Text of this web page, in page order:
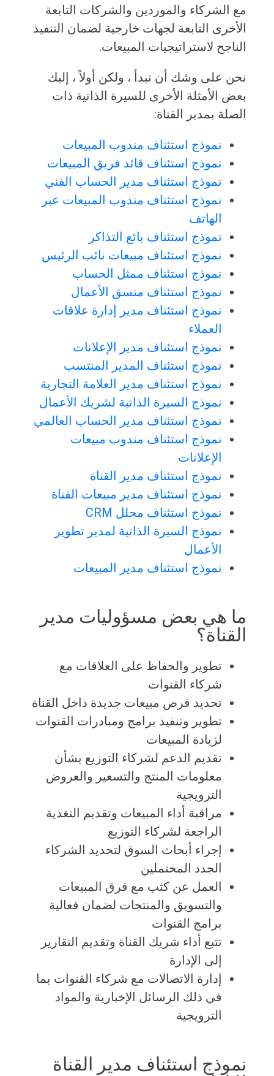
مع الشركاء والموردين والشركات التابعة
الأخرى التابعة لجهات خارجية لضمان التنفيذ
الناجح لاستراتيجيات المبيعات.
نحن على وشك أن نبدأ ، ولكن أولاً ، إليك
بعض الأمثلة الأخرى للسيرة الذاتية ذات
الصلة بمدير القناة:
نموذج استئناف مندوب المبيعات
نموذج استئناف قائد فريق المبيعات
نموذج استئناف مدير الحساب الفني
نموذج استئناف مندوب المبيعات عبر
الهاتف
نموذج استئناف بائع التذاكر
نموذج استئناف مبيعات نائب الرئيس
نموذج استئناف ممثل الحساب
نموذج استئناف منسق الأعمال
نموذج استئناف مدير إدارة علاقات
العملاء
نموذج استئناف مدير الإعلانات
نموذج استئناف المدير المنتسب
نموذج استئناف مدير العلامة التجارية
نموذج السيرة الذاتية لشريك الأعمال
نموذج استئناف مدير الحساب العالمي
نموذج استئناف مندوب مبيعات
الإعلانات
نموذج استئناف مدير القناة
نموذج استئناف مدير مبيعات القناة
نموذج استئناف محلل CRM
نموذج السيرة الذاتية لمدير تطوير
الأعمال
نموذج استئناف مدير المبيعات
ما هي بعض مسؤوليات مدير
القناة؟
تطوير والحفاظ على العلاقات مع
شركاء القنوات
تحديد فرص مبيعات جديدة داخل القناة
تطوير وتنفيذ برامج ومبادرات القنوات
لزيادة المبيعات
تقديم الدعم لشركاء التوزيع بشأن
معلومات المنتج والتسعير والعروض
الترويجية
مراقبة أداء المبيعات وتقديم التغذية
الراجعة لشركاء التوزيع
إجراء أبحاث السوق لتحديد الشركاء
الجدد المحتملين
العمل عن كثب مع فرق المبيعات
والتسويق والمنتجات لضمان فعالية
برامج القنوات
تتبع أداء شريك القناة وتقديم التقارير
إلى الإدارة
إدارة الاتصالات مع شركاء القنوات بما
في ذلك الرسائل الإخبارية والمواد
الترويجية
نموذج استئناف مدير القناة